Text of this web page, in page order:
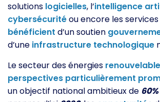
solutions logicielles, l’intelligence
cybersécuritéou encore les
bénéficient d’un soutien
d’une infrastructure technologique
Le secteur des énergies
perspectives particulièrement
un objectif national ambitieux de 60%